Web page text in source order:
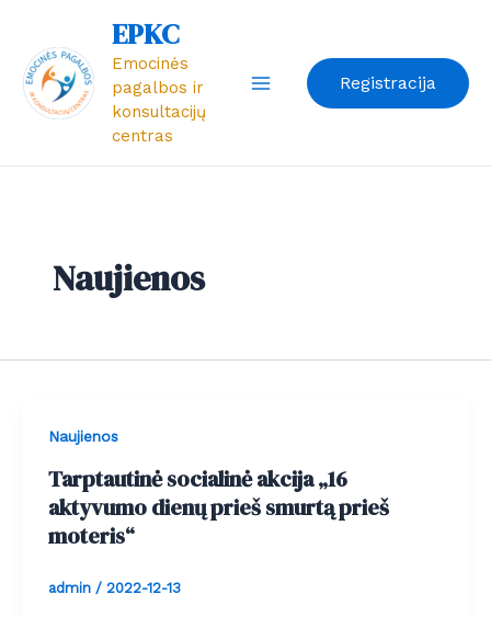
turinio
EPKC
Emocinės
pagalbos ir
konsultacijų
centras
Menu
Registracija
Naujienos
Naujienos
Tarptautinė socialinė akcija „16
aktyvumo dienų prieš smurtą prieš
moteris“
admin / 2022-12-13
pagination